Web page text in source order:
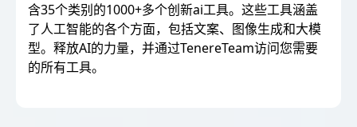
含35个类别的1000+多个创新ai工具。这些工具涵盖
了人工智能的各个方面，包括文案、图像生成和大模
型。释放AI的力量，并通过TenereTeam访问您需要
的所有工具。